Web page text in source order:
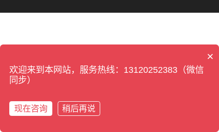
×
欢迎来到本网站，服务热线：13120252383（微信
同步）
现在咨询 稍后再说